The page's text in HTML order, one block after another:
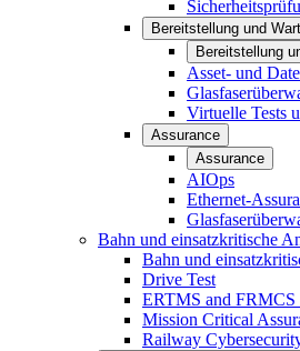
Bereitstellung und
Bereitstellung
Asset- und
Virtuelle Tests
Assurance
Assurance
AIOps
Ethernet-
Bahn und einsatzkritische
Bahn und
Drive Test
ERTMS and
Mission Critical
Railway